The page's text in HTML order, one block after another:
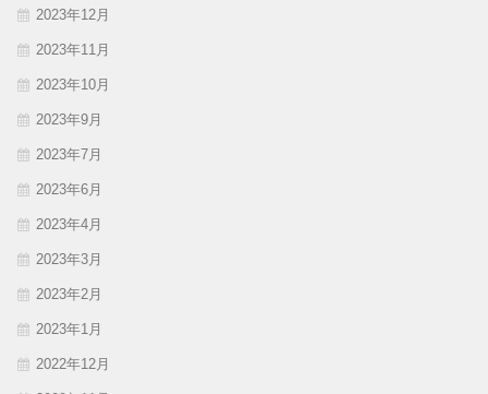
2023年12月
2023年11月
2023年10月
2023年9月
2023年7月
2023年6月
2023年4月
2023年3月
2023年2月
2023年1月
2022年12月